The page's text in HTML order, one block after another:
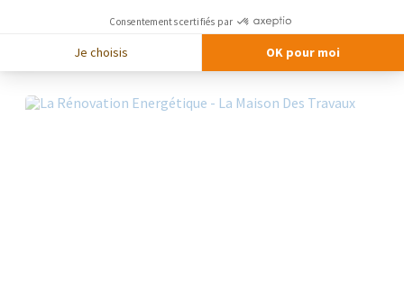
Rénovation de salle de bain
Consentements certifiés par
Je choisis OK pour moi